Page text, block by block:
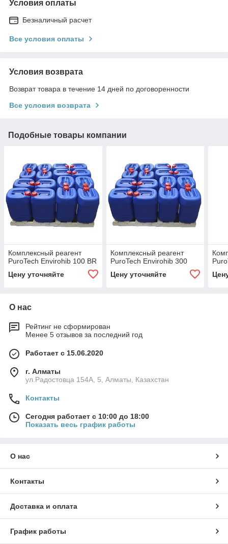
Условия оплаты
Безналичный расчет
Все условия оплаты
Условия возврата
Возврат товара в течение 14 дней по договоренности
Все условия возврата
Подобные товары компании
Комплексный реагент
PuroTech Envirohib 100 BR
Цену уточняйте
Комплексный реагент
PuroTech Envirohib 300
Цену уточняйте
О нас
Рейтинг не сформирован
Менее 5 отзывов за последний год
Работает с 15.06.2020
г. Алматы
ул.Радостовца 154А, 5, Алматы, Казахстан
Контакты
Сегодня работает с 10:00 до 18:00
Показать весь график работы
О нас
Контакты
Доставка и оплата
График работы